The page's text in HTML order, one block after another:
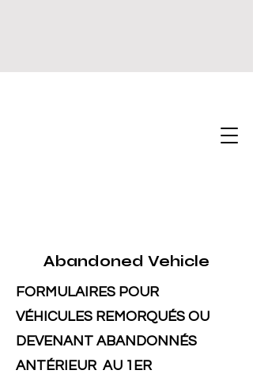
Abandoned Vehicle
FORMULAIRES POUR
VÉHICULES REMORQUÉS OU
DEVENANT ABANDONNÉS
ANTÉRIEUR AU 1ER